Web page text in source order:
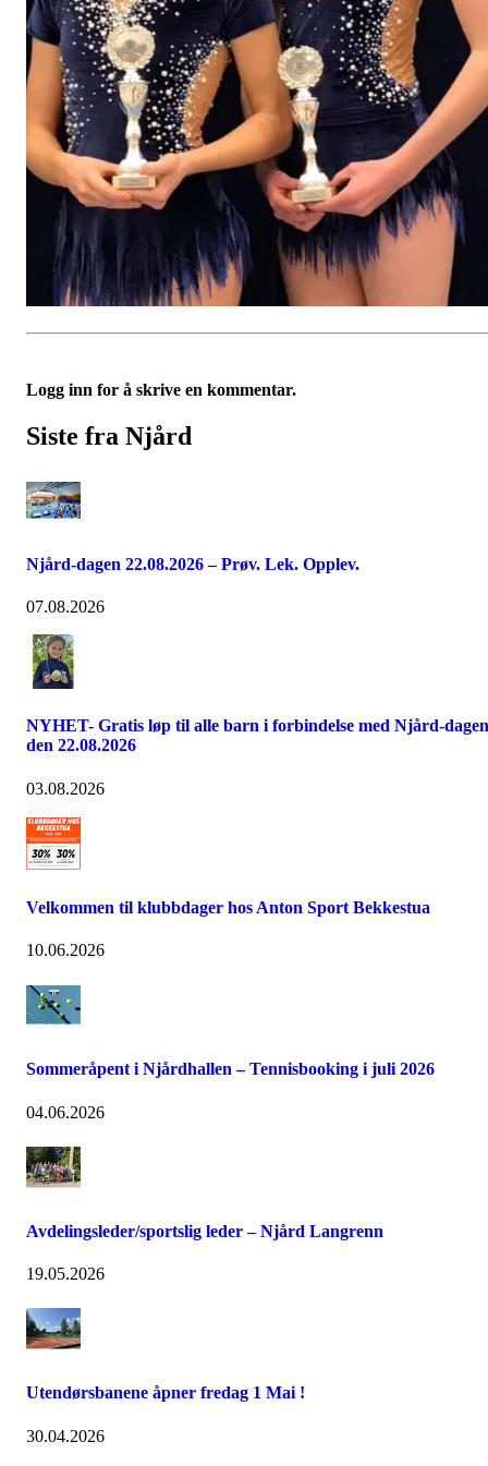
Logg inn for å skrive en kommentar.
Siste fra Njård
Njård-dagen 22.08.2026 – Prøv. Lek. Opplev.
07.08.2026
NYHET- Gratis løp til alle barn i forbindelse med Njård-dagen
den 22.08.2026
03.08.2026
Velkommen til klubbdager hos Anton Sport Bekkestua
10.06.2026
Sommeråpent i Njårdhallen – Tennisbooking i juli 2026
04.06.2026
Avdelingsleder/sportslig leder – Njård Langrenn
19.05.2026
Utendørsbanene åpner fredag 1 Mai !
30.04.2026